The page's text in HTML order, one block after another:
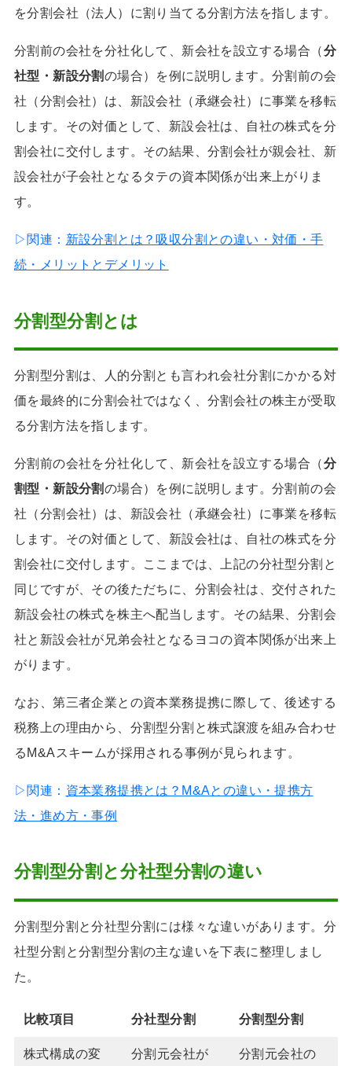
を分割会社（法人）に割り当てる分割方法を指します。
分割前の会社を分社化して、新会社を設立する場合（分
社型・新設分割の場合）を例に説明します。分割前の会
社（分割会社）は、新設会社（承継会社）に事業を移転
します。その対価として、新設会社は、自社の株式を分
割会社に交付します。その結果、分割会社が親会社、新
設会社が子会社となるタテの資本関係が出来上がりま
す。
▷関連： 新設分割とは？吸収分割との違い・対価・手
続・メリットとデメリット
分割型分割とは
分割型分割は、人的分割とも言われ会社分割にかかる対
価を最終的に分割会社ではなく、分割会社の株主が受取
る分割方法を指します。
分割前の会社を分社化して、新会社を設立する場合（分
割型・新設分割の場合）を例に説明します。分割前の会
社（分割会社）は、新設会社（承継会社）に事業を移転
します。その対価として、新設会社は、自社の株式を分
割会社に交付します。ここまでは、上記の分社型分割と
同じですが、その後ただちに、分割会社は、交付された
新設会社の株式を株主へ配当します。その結果、分割会
社と新設会社が兄弟会社となるヨコの資本関係が出来上
がります。
なお、第三者企業との資本業務提携に際して、後述する
税務上の理由から、分割型分割と株式譲渡を組み合わせ
るM&Aスキームが採用される事例が見られます。
▷関連： 資本業務提携とは？M&Aとの違い・提携方
法・進め方・事例
分割型分割と分社型分割の違い
分割型分割と分社型分割には様々な違いがあります。分
社型分割と分割型分割の主な違いを下表に整理しまし
た。
比較項目 分社型分割 分割型分割
株式構成の変 分割元会社が 分割元会社の